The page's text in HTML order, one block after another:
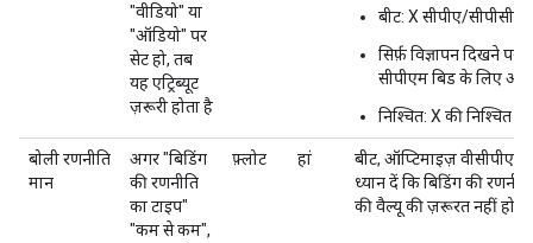
"वीडियो" या
"ऑडियो" पर
सेट हो, तब
यह एट्रिब्यूट
ज़रूरी होता है
बीट: X सीपीए/सीपीसी
सिर्फ़ विज्ञापन दिखने
सीपीएम बिड के लिए
निश्चित: X की निश्चित
बोली रणनीति
मान
अगर "बिडिंग
की रणनीति
का टाइप"
"कम से कम",
फ़्लोट हां
बीट, ऑप्टिमाइज़
ध्यान दें कि बिडिंग की
की वैल्यू की ज़रूरत नहीं होती